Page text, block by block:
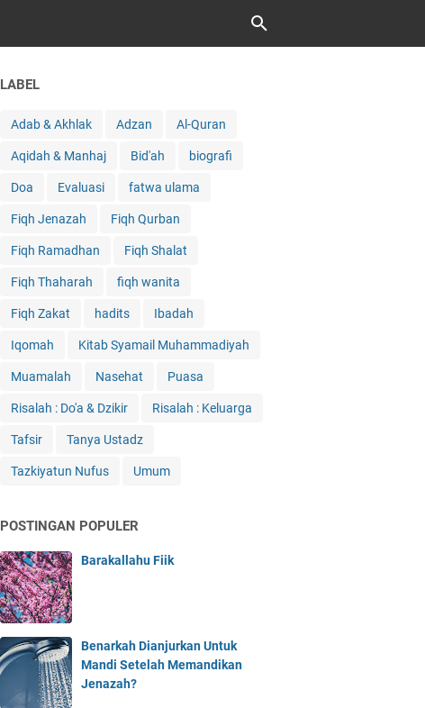
LABEL
Adab & Akhlak Adzan Al-Quran
Aqidah & Manhaj Bid'ah biografi
Doa Evaluasi fatwa ulama
Fiqh Jenazah Fiqh Qurban
Fiqh Ramadhan Fiqh Shalat
Fiqh Thaharah fiqh wanita
Fiqh Zakat hadits Ibadah
Iqomah Kitab Syamail Muhammadiyah
Muamalah Nasehat Puasa
Risalah : Do'a & Dzikir Risalah : Keluarga
Tafsir Tanya Ustadz
Tazkiyatun Nufus Umum
POSTINGAN POPULER
Barakallahu Fiik
Benarkah Dianjurkan Untuk
Mandi Setelah Memandikan
Jenazah?